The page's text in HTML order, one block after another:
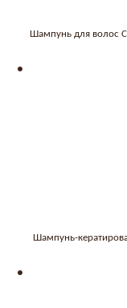
Шампунь для волос
Шампунь-